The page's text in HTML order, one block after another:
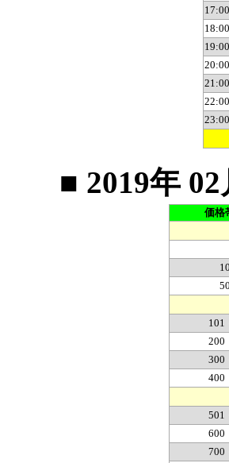
■ 2019年
価格
101
200
300
400
501
600
700